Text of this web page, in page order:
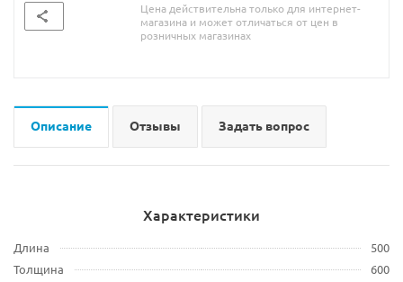
Цена действительна только для интернет-
магазина и может отличаться от цен в
розничных магазинах
Описание Отзывы Задать вопрос
Характеристики
Длина
500
Толщина
600